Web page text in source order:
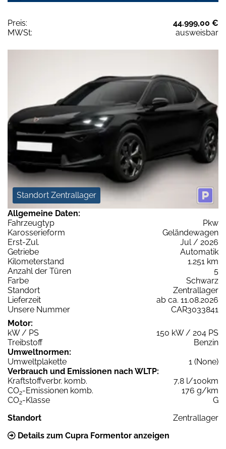
Preis:
44.999,00 €
MWSt:
ausweisbar
Standort Zentrallager
Allgemeine Daten:
Fahrzeugtyp
Pkw
Karosserieform
Geländewagen
Erst-Zul.
Jul / 2026
Getriebe
Automatik
Kilometerstand
1.251 km
Anzahl der Türen
5
Farbe
Schwarz
Standort
Zentrallager
Lieferzeit
ab ca. 11.08.2026
Unsere Nummer
CAR3033841
Motor:
kW / PS
150 kW / 204 PS
Treibstoff
Benzin
Umweltnormen:
Umweltplakette
1 (None)
Verbrauch und Emissionen nach WLTP:
Kraftstoffverbr. komb.
7,8 l/100km
CO2-Emissionen komb.
176 g/km
CO2-Klasse
G
Standort
Zentrallager
Details zum Cupra Formentor anzeigen